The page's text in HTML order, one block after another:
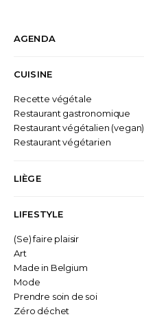
AGENDA
CUISINE
Recette végétale
Restaurant gastronomique
Restaurant végétalien (vegan)
Restaurant végétarien
LIÈGE
LIFESTYLE
(Se) faire plaisir
Art
Made in Belgium
Mode
Prendre soin de soi
Zéro déchet